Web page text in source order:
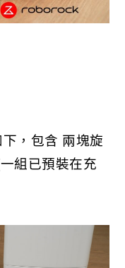
，包含 兩塊旋
組已預裝在充